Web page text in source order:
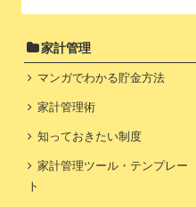
家計管理
マンガでわかる貯金方法
家計管理術
知っておきたい制度
家計管理ツール・テンプレー
ト